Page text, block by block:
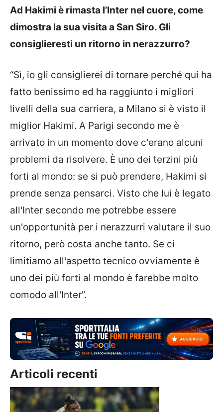
Ad Hakimi è rimasta l’Inter nel cuore, come
dimostra la sua visita a San Siro. Gli
consiglieresti un ritorno in nerazzurro?
“Sì, io gli consiglierei di tornare perché qui ha
fatto benissimo ed ha raggiunto i migliori
livelli della sua carriera, a Milano si è visto il
miglior Hakimi. A Parigi secondo me è
arrivato in un momento dove c'erano alcuni
problemi da risolvere. È uno dei terzini più
forti al mondo: se si può prendere, Hakimi si
prende senza pensarci. Visto che lui è legato
all'Inter secondo me potrebbe essere
un'opportunità per i nerazzurri valutare il suo
ritorno, però costa anche tanto. Se ci
limitiamo all'aspetto tecnico ovviamente è
uno dei più forti al mondo è farebbe molto
comodo all'Inter”.
Articoli recenti